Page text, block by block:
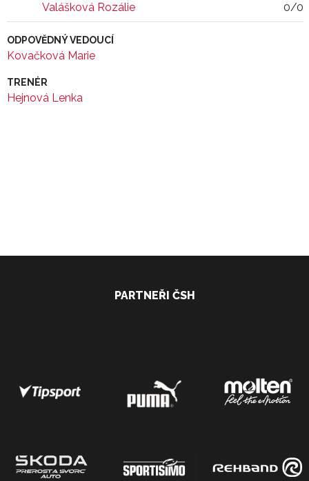
Valášková Rozálie 0/0
ODPOVĚDNÝ VEDOUCÍ
Kovačková Marie
TRENÉR
Hejnová Lenka
PARTNEŘI ČSH